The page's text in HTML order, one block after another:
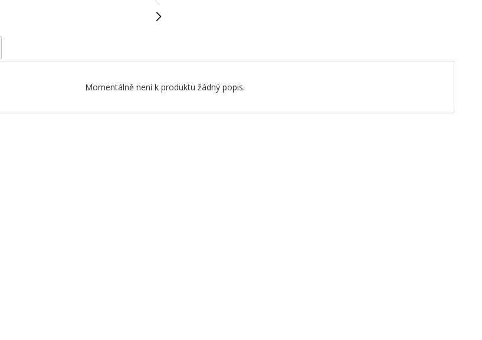
Momentálně není k produktu žádný popis.